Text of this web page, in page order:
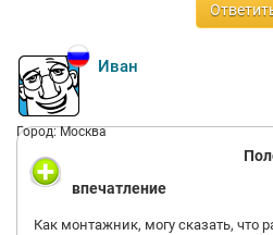
Иван
Город: Москва
впечатление
Как монтажник, могу сказать, что